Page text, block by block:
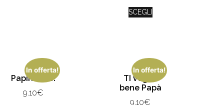
SCEGLI
In offerta!
Papino Mio!
9.10€
In offerta!
TI voglio
bene Papà
9.10€